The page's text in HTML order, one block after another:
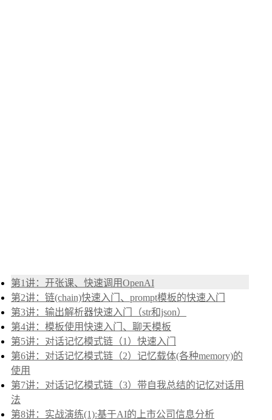
第1讲：开张课、快速调用OpenAI
第2讲：链(chain)快速入门、prompt模板的快速入门
第3讲：输出解析器快速入门（str和json）
第4讲：模板使用快速入门、聊天模板
第5讲：对话记忆模式链（1）快速入门
第6讲：对话记忆模式链（2）记忆载体(各种memory)的
使用
第7讲：对话记忆模式链（3）带自我总结的记忆对话用
法
第8讲：实战演练(1):基于AI的上市公司信息分析